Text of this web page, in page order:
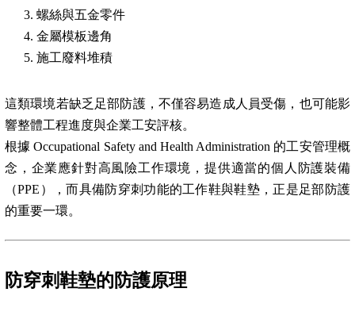
螺絲與五金零件
金屬模板邊角
施工廢料堆積
這類環境若缺乏足部防護，不僅容易造成人員受傷，也可能影
響整體工程進度與企業工安評核。
根據 Occupational Safety and Health Administration 的工安管理概
念，企業應針對高風險工作環境，提供適當的個人防護裝備
（PPE），而具備防穿刺功能的工作鞋與鞋墊，正是足部防護
的重要一環。
防穿刺鞋墊的防護原理